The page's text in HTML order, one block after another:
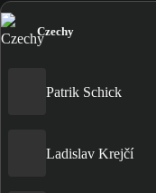
Czechy
Patrik Schick
Ladislav Krejčí